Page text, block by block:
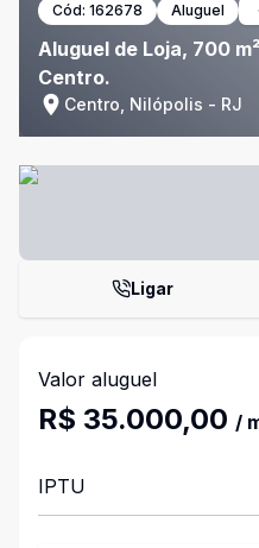
Cód: 162678 Aluguel
Aluguel de Loja, 700
Centro.
Centro, Nilópolis - RJ
Ligar
Valor aluguel
R$ 35.000,00 /
IPTU